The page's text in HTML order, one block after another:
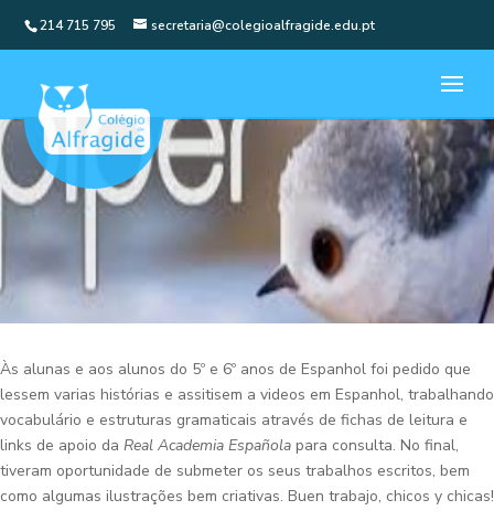
214 715 795 secretaria@colegioalfragide.edu.pt
Às alunas e aos alunos do 5º e 6º anos de Espanhol foi pedido que
lessem varias histórias e assitisem a videos em Espanhol, trabalhando
vocabulário e estruturas gramaticais através de fichas de leitura e
links de apoio da Real Academia Española para consulta. No final,
tiveram oportunidade de submeter os seus trabalhos escritos, bem
como algumas ilustrações bem criativas. Buen trabajo, chicos y chicas!